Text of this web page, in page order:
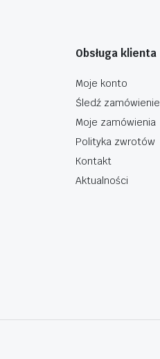
Obsługa klienta
Moje konto
Śledź zamówienie
Moje zamówienia
Polityka zwrotów
Kontakt
Aktualności